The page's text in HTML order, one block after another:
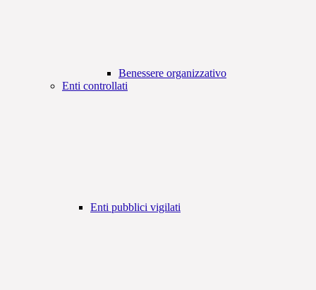
Benessere organizzativo
Enti controllati
Enti pubblici vigilati